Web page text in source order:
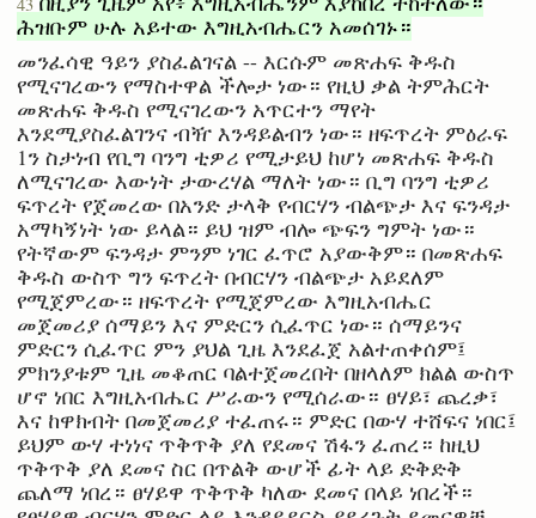
ሕዝቡም ሁሉ አይተው እግዚአብሔርን አመሰገኑ።
መንፈሳዊ ዓይን ያስፈልገናል -- እርሱም መጽሐፍ ቅዱስ
የሚናገረውን የማስተዋል ችሎታ ነው። የዚህ ቃል ትምሕርት
መጽሐፍ ቅዱስ የሚናገረውን አጥርተን ማየት
እንደሚያስፈልገንና ብዥ እንዳይልብን ነው። ዘፍጥረት ምዕራፍ
1ን ስታነብ የቢግ ባንግ ቲዎሪ የሚታይህ ከሆነ መጽሐፍ ቅዱስ
ለሚናገረው እውነት ታውረሃል ማለት ነው። ቢግ ባንግ ቲዎሪ
ፍጥረት የጀመረው በአንድ ታላቅ የብርሃን ብልጭታ እና ፍንዳታ
አማካኝነት ነው ይላል። ይህ ዝም ብሎ ጭፍን ግምት ነው።
የትኛውም ፍንዳታ ምንም ነገር ፈጥሮ አያውቅም። በመጽሐፍ
ቅዱስ ውስጥ ግን ፍጥረት በብርሃን ብልጭታ አይደለም
የሚጀምረው። ዘፍጥረት የሚጀምረው እግዚአብሔር
መጀመሪያ ሰማይን እና ምድርን ሲፈጥር ነው። ሰማይንና
ምድርን ሲፈጥር ምን ያህል ጊዜ እንደፈጀ አልተጠቀሰም፤
ምክንያቱም ጊዜ መቆጠር ባልተጀመረበት በዘላለም ክልል ውስጥ
ሆኖ ነበር እግዚአብሔር ሥራውን የሚሰራው። ፀሃይ፣ ጨረቃ፣
እና ከዋክብት በመጀመሪያ ተፈጠሩ። ምድር በውሃ ተሸፍና ነበር፤
ይህም ውሃ ተነነና ጥቅጥቅ ያለ የደመና ሽፋን ፈጠረ። ከዚህ
ጥቅጥቅ ያለ ደመና ስር በጥልቅ ውሆች ፊት ላይ ድቅድቅ
ጨለማ ነበረ። ፀሃይዋ ጥቅጥቅ ካለው ደመና በላይ ነበረች።